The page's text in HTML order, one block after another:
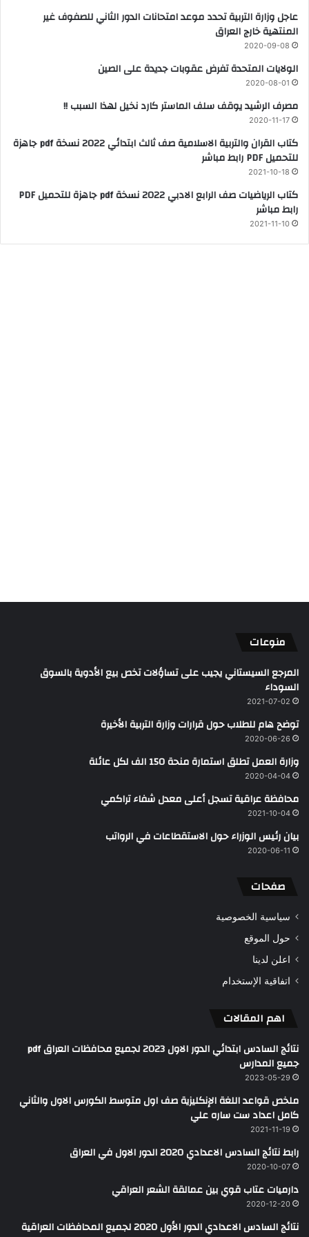
عاجل وزارة التربية تحدد موعد امتحانات الدور الثاني للصفوف غير
المنتهية خارج العراق
2020-09-08
الولايات المتحدة تفرض عقوبات جديدة على الصين
2020-08-01
مصرف الرشيد يوقف سلف الماستر كارد نخيل لهذا السبب !!
2020-11-17
كتاب القران والتربية الاسلامية صف ثالث ابتدائي 2022 نسخة pdf جاهزة
للتحميل PDF رابط مباشر
2021-10-18
كتاب الرياضيات صف الرابع الادبي 2022 نسخة pdf جاهزة للتحميل PDF
رابط مباشر
2021-11-10
منوعات
المرجع السيستاني يجيب على تساؤلات تخص بيع الأدوية بالسوق
السوداء
2021-07-02
توضح هام للطلاب حول قرارات وزارة التربية الأخيرة
2020-06-26
وزارة العمل تطلق استمارة منحة 150 الف لكل عائلة
2020-04-04
محافظة عراقية تسجل أعلى معدل شفاء تراكمي
2021-10-04
بيان رئيس الوزراء حول الاستقطاعات في الرواتب
2020-06-11
صفحات
سياسية الخصوصية
حول الموقع
اعلن لدينا
اتفاقية الإستخدام
اهم المقالات
نتائج السادس ابتدائي الدور الاول 2023 لجميع محافظات العراق pdf
جميع المدارس
2023-05-29
ملخص قواعد اللغة الإنكليزية صف اول متوسط الكورس الاول والثاني
كامل اعداد ست ساره علي
2021-11-19
رابط نتائج السادس الاعدادي 2020 الدور الاول في العراق
2020-10-07
دارميات عتاب قوي بين عمالقة الشعر العراقي
2020-12-20
نتائج السادس الاعدادي الدور الأول 2020 لجميع المحافظات العراقية